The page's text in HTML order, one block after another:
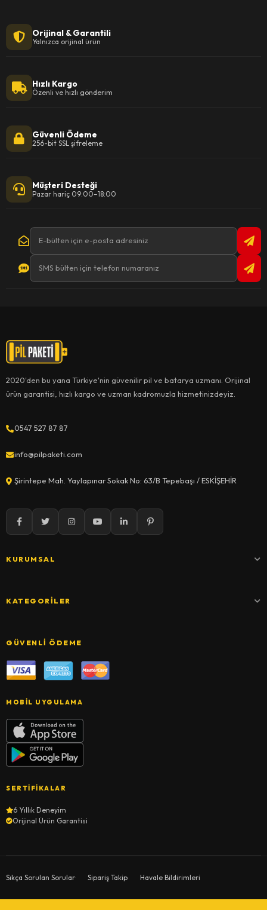
Orijinal & Garantili
Yalnızca orijinal ürün
Hızlı Kargo
Özenli ve hızlı gönderim
Güvenli Ödeme
256-bit SSL şifreleme
Müşteri Desteği
Pazar hariç 09:00–18:00
2020'den bu yana Türkiye'nin güvenilir pil ve batarya uzmanı. Orijinal
ürün garantisi, hızlı kargo ve uzman kadromuzla hizmetinizdeyiz.
0547 527 87 87
info@pilpaketi.com
Şirintepe Mah. Yaylapınar Sokak No: 63/B Tepebaşı / ESKİŞEHİR
KURUMSAL
KATEGORILER
GÜVENLI ÖDEME
MOBIL UYGULAMA
SERTIFIKALAR
6 Yıllık Deneyim
Orijinal Ürün Garantisi
Sıkça Sorulan Sorular Sipariş Takip Havale Bildirimleri